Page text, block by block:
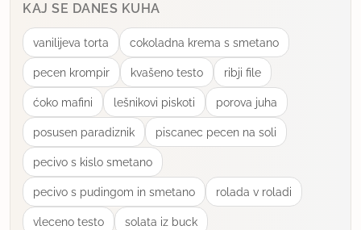
KAJ SE DANES KUHA
vanilijeva torta cokoladna krema s smetano
pecen krompir kvašeno testo ribji file
ćoko mafini lešnikovi piskoti porova juha
posusen paradiznik piscanec pecen na soli
pecivo s kislo smetano
pecivo s pudingom in smetano rolada v roladi
vleceno testo solata iz buck